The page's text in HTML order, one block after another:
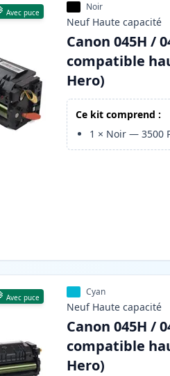
Avec puce Noir
Neuf Haute capacité
Canon 045H /
compatible
Hero)
Ce kit comprend :
1 × Noir —3500
Avec puce Cyan
Neuf Haute capacité
Canon 045H /
compatible
Hero)